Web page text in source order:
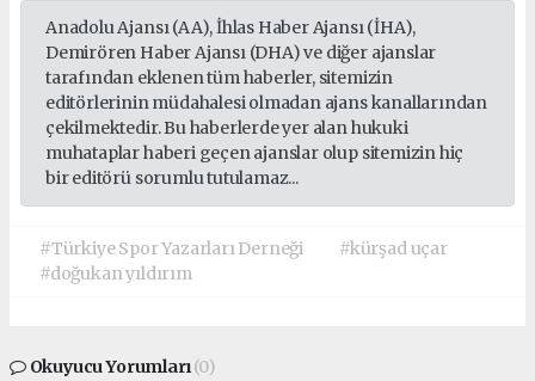
Anadolu Ajansı (AA), İhlas Haber Ajansı (İHA),
Demirören Haber Ajansı (DHA) ve diğer ajanslar
tarafından eklenen tüm haberler, sitemizin
editörlerinin müdahalesi olmadan ajans kanallarından
çekilmektedir. Bu haberlerde yer alan hukuki
muhataplar haberi geçen ajanslar olup sitemizin hiç
bir editörü sorumlu tutulamaz...
#Türkiye Spor Yazarları Derneği
#kürşad uçar
#doğukan yıldırım
Okuyucu Yorumları(0)